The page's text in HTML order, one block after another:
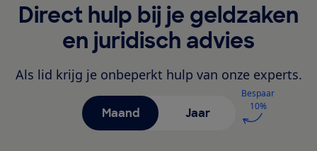
Direct hulp bij je geldzaken
en juridisch advies
Als lid krijg je onbeperkt hulp van onze experts.
Maand Jaar
Bespaar
10%